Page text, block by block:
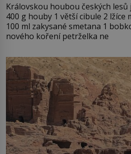
Královskou houbou českých lesů je
400 g houby 1 větší cibule 2 lžíce
100 ml zakysané smetana 1
nového koření petrželka ne